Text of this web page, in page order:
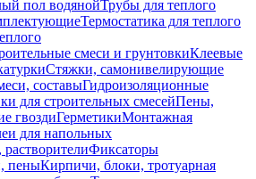
пол водянойТрубы для теплого
Термостатика для теплого
смеси и грунтовкиКлеевые
Стяжки, самонивелирующие
составыГидроизоляционные
для строительных смесейПены,
гвоздиГерметикиМонтажная
для напольных
Фиксаторы
пеныКирпичи, блоки, тротуарная